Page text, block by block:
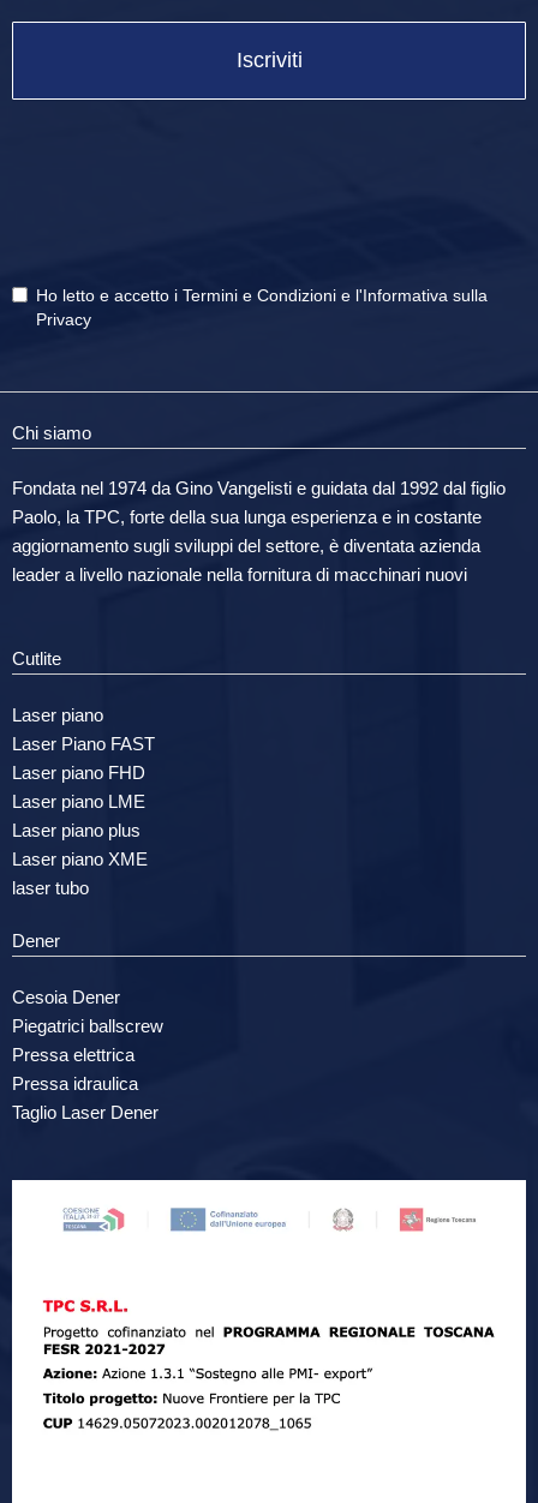
Iscriviti
Ho letto e accetto i Termini e Condizioni e l'Informativa sulla
Privacy
Chi siamo
Fondata nel 1974 da Gino Vangelisti e guidata dal 1992 dal figlio
Paolo, la TPC, forte della sua lunga esperienza e in costante
aggiornamento sugli sviluppi del settore, è diventata azienda
leader a livello nazionale nella fornitura di macchinari nuovi
Cutlite
Laser piano
Laser Piano FAST
Laser piano FHD
Laser piano LME
Laser piano plus
Laser piano XME
laser tubo
Dener
Cesoia Dener
Piegatrici ballscrew
Pressa elettrica
Pressa idraulica
Taglio Laser Dener